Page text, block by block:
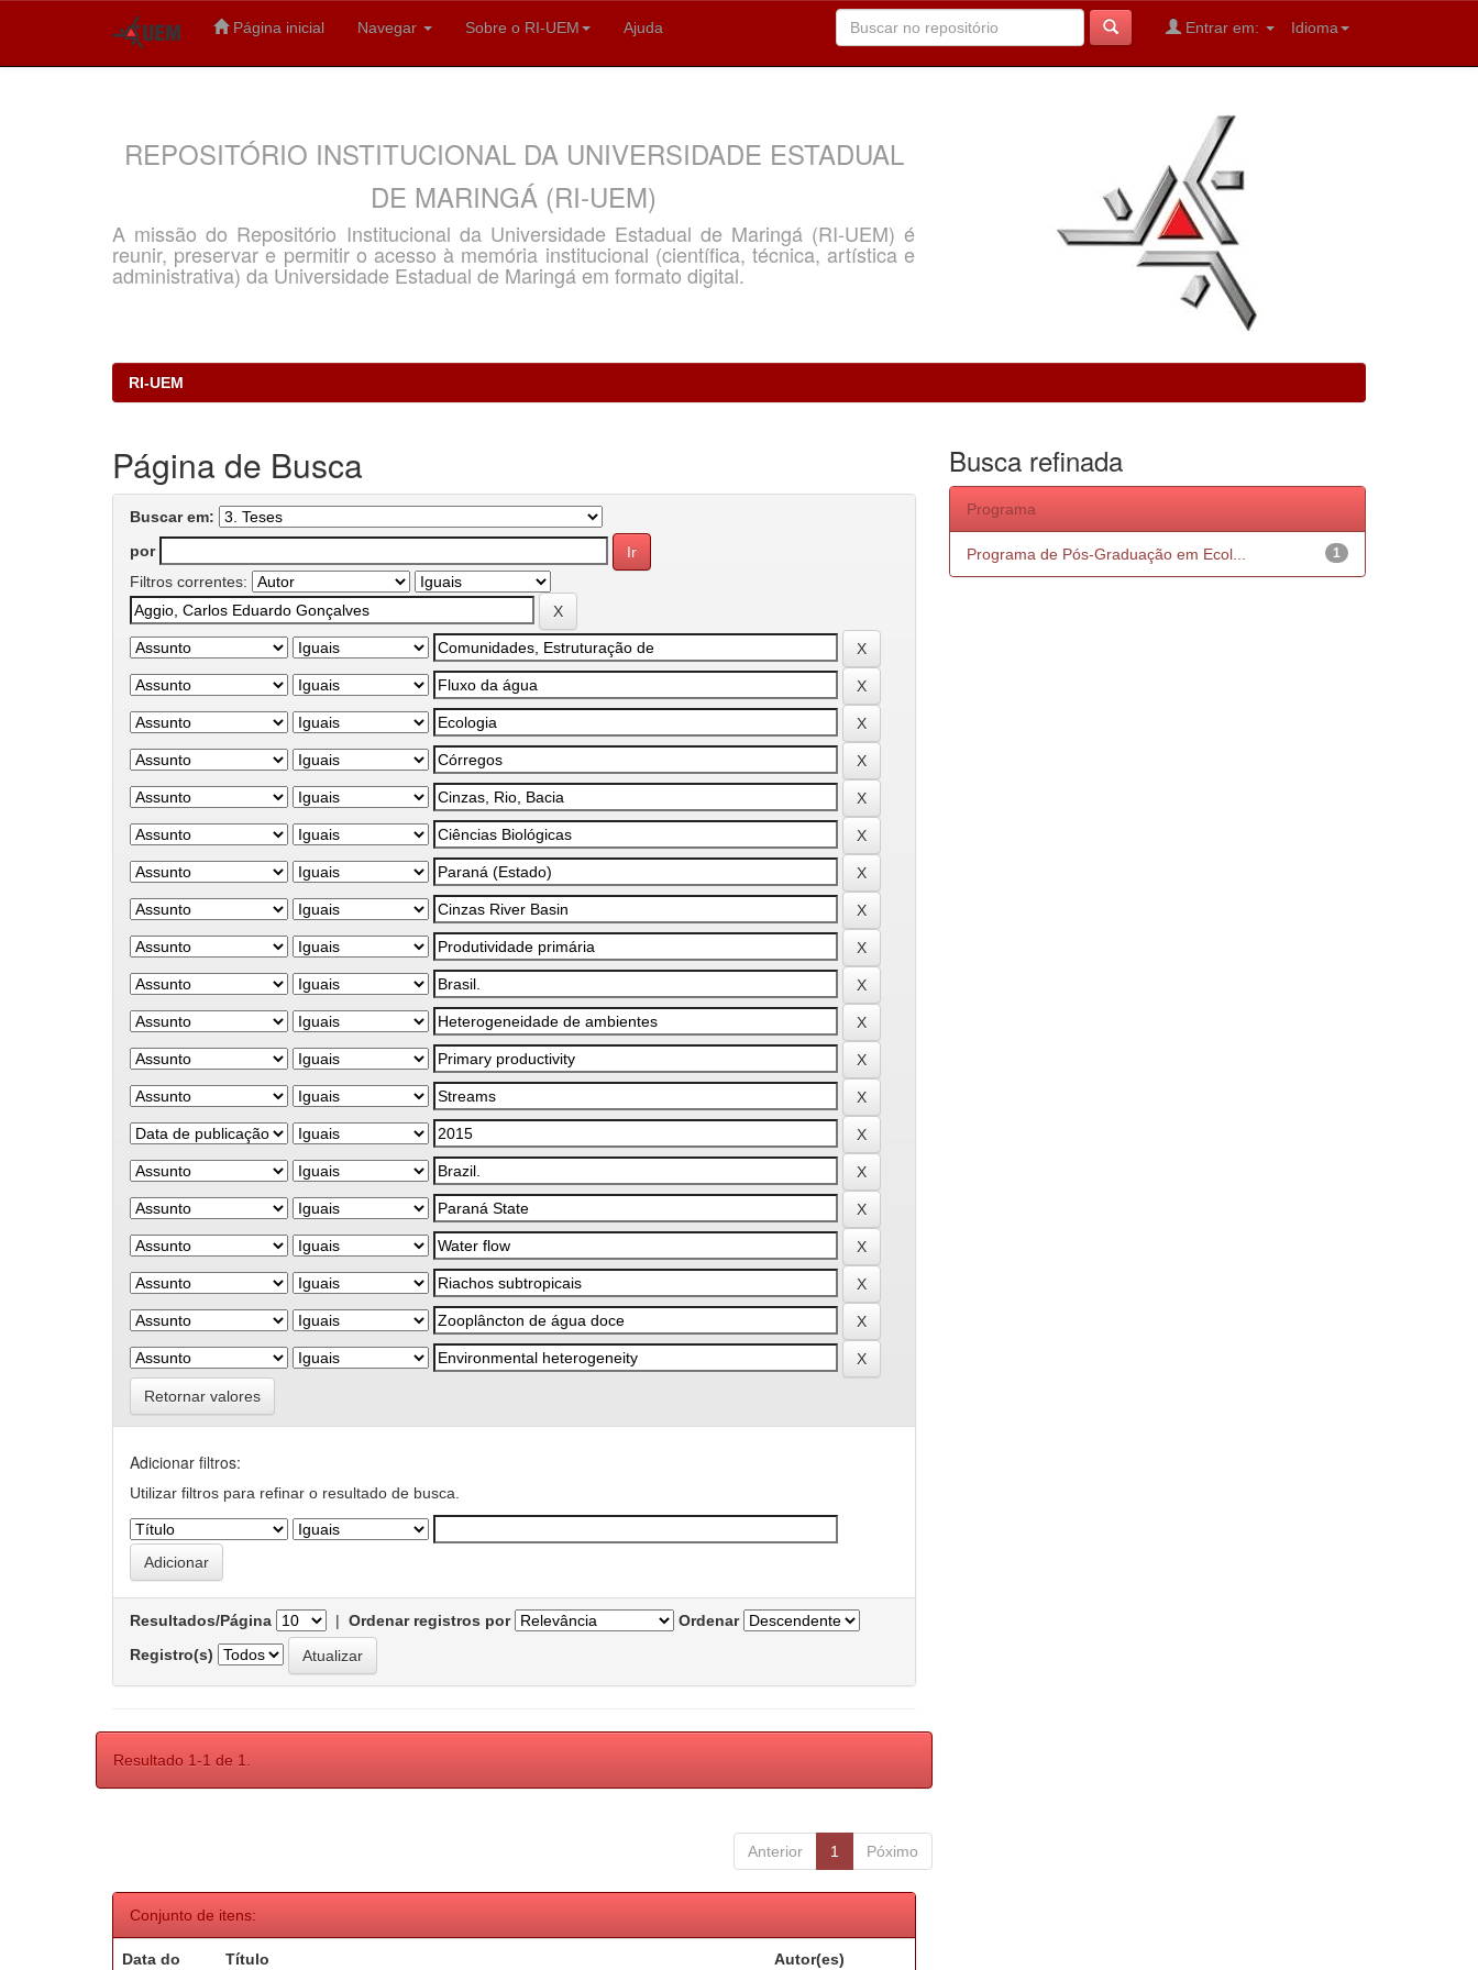
Página inicial Navegar Sobre o RI-UEM Ajuda Idioma
Entrar em:
REPOSITÓRIO INSTITUCIONAL DA UNIVERSIDADE ESTADUAL
DE MARINGÁ (RI-UEM)
A missão do Repositório Institucional da Universidade Estadual de Maringá (RI-UEM) é
reunir, preservar e permitir o acesso à memória institucional (científica, técnica, artística e
administrativa) da Universidade Estadual de Maringá em formato digital.
RI-UEM
Página de Busca
Buscar em:
por
Filtros correntes:
Retornar valores
Adicionar filtros:
Utilizar filtros para refinar o resultado de busca.
Resultados/Página | Ordenar registros por
Ordenar
Registro(s)
Resultado 1-1 de 1.
Anterior 1 Póximo
Conjunto de itens:
Data do Título Autor(es)
Busca refinada
Programa
1
Programa de Pós-Graduação em Ecol...